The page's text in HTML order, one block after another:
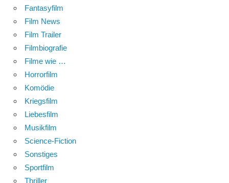
Fantasyfilm
Film News
Film Trailer
Filmbiografie
Filme wie …
Horrorfilm
Komödie
Kriegsfilm
Liebesfilm
Musikfilm
Science-Fiction
Sonstiges
Sportfilm
Thriller